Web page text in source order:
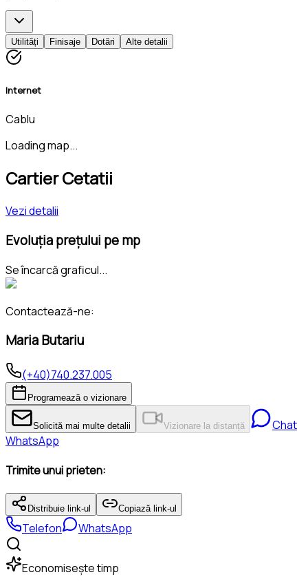
Utilități Finisaje Dotări Alte detalii
Internet
Cablu
Loading map...
Cartier Cetatii
Vezi detalii
Evoluția prețului pe mp
Se încarcă graficul...
Contactează-ne:
Maria Butariu
(+40)740.237.005
Programează o vizionare
Solicită mai multe detalii Vizionare la distanță
Chat
WhatsApp
Trimite unui prieten:
Distribuie link-ul Copiază link-ul
Telefon WhatsApp
Economisește timp